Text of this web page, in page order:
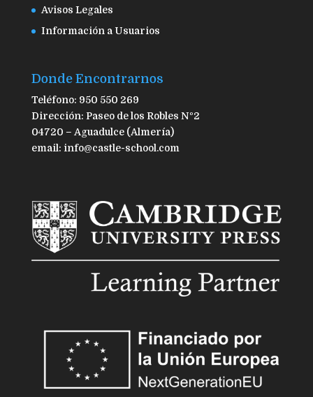
Avisos Legales
Información a Usuarios
Donde Encontrarnos
Teléfono: 950 550 269
Dirección: Paseo de los Robles Nº2
04720 – Aguadulce (Almería)
email: info@castle-school.com